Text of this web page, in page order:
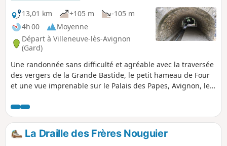
13,01 km
+105 m
-105 m
4h 00
Moyenne
Départ à Villeneuve-lès-Avignon
(Gard)
Une randonnée sans difficulté et agréable avec la traversée
des vergers de la Grande Bastide, le petit hameau de Four
et une vue imprenable sur le Palais des Papes, Avignon, le
La Draille des Frères Nouguier